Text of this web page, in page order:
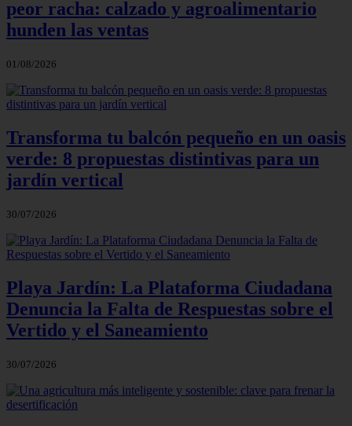
peor racha: calzado y agroalimentario
hunden las ventas
01/08/2026
Transforma tu balcón pequeño en un oasis
verde: 8 propuestas distintivas para un
jardín vertical
30/07/2026
Playa Jardín: La Plataforma Ciudadana
Denuncia la Falta de Respuestas sobre el
Vertido y el Saneamiento
30/07/2026